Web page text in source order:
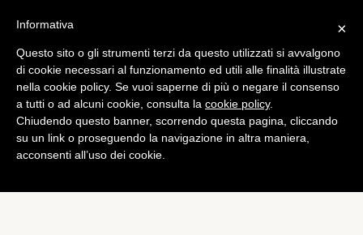
Tech
Samsung: risultati Q3 da
record
di Piermanuele Sberni
×
Informativa
Questo sito o gli strumenti terzi da questo utilizzati si avvalgono
di cookie necessari al funzionamento ed utili alle finalità illustrate
nella cookie policy. Se vuoi saperne di più o negare il consenso
a tutti o ad alcuni cookie, consulta la cookie policy.
Chiudendo questo banner, scorrendo questa pagina, cliccando
su un link o proseguendo la navigazione in altra maniera,
acconsenti all’uso dei cookie.